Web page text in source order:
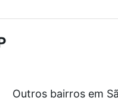
salão de festas
processo de compra,
Outros bairros em